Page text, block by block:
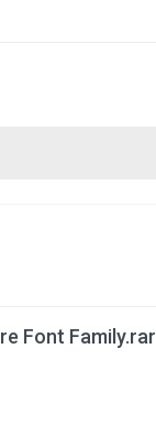
Font Family.rar